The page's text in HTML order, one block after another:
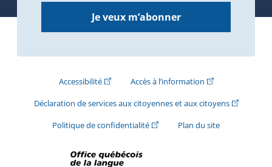
Je veux m’abonner
Accessibilité(Cet hyperlien externe s'ouvrira dans une
Accès à l’information(Cet hyperlien
Déclaration de services aux citoyennes et aux citoyens(Cet
Politique de confidentialité(Cet hyperlien externe s'ouvrira
Plan du site